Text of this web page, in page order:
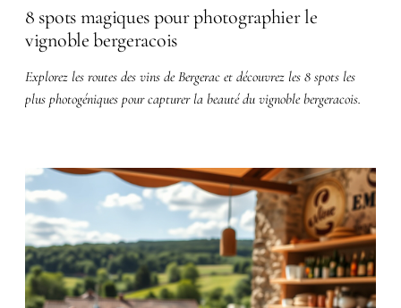
8 spots magiques pour photographier le
vignoble bergeracois
Explorez les routes des vins de Bergerac et découvrez les 8 spots les
plus photogéniques pour capturer la beauté du vignoble bergeracois.